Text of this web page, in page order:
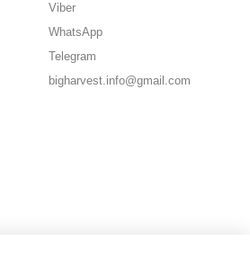
Viber
WhatsApp
Telegram
bigharvest.info@gmail.com